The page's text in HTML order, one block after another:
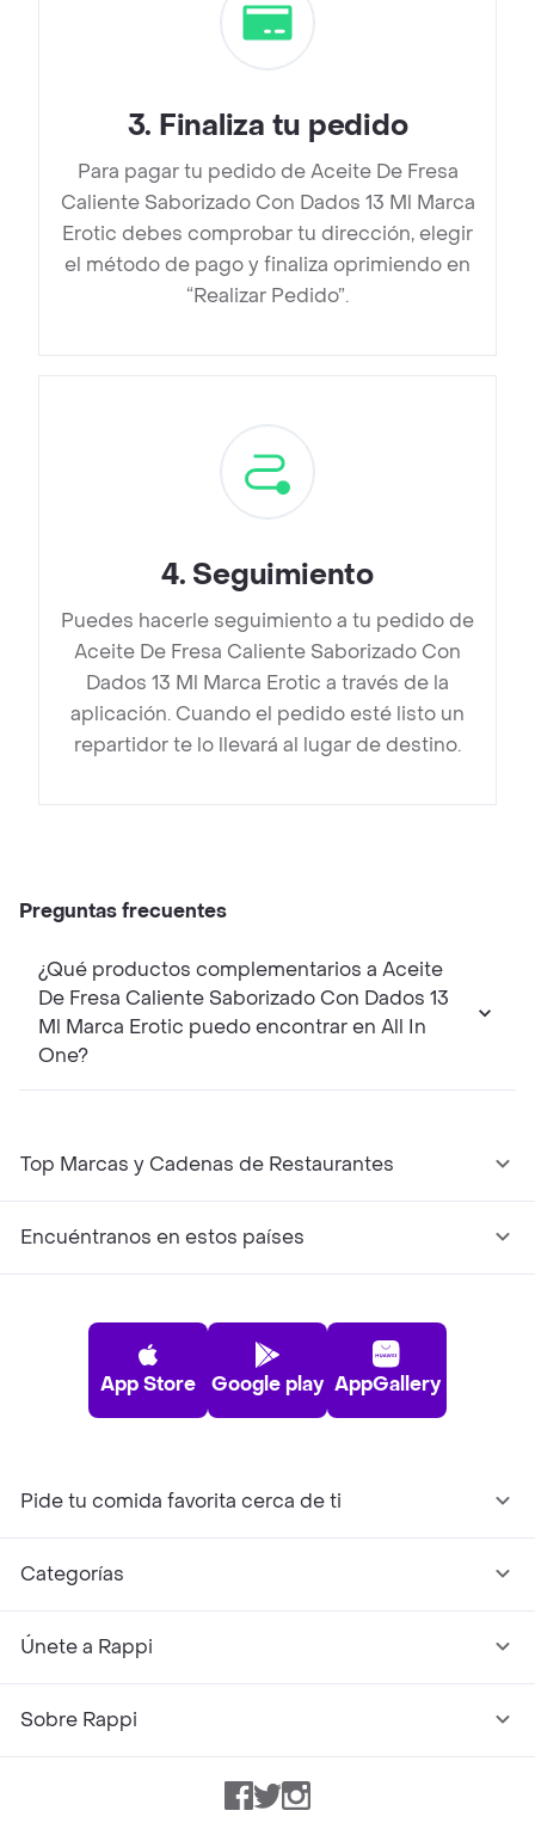
3. Finaliza tu pedido
Para pagar tu pedido de Aceite De Fresa
Caliente Saborizado Con Dados 13 Ml Marca
Erotic debes comprobar tu dirección, elegir
el método de pago y finaliza oprimiendo en
“Realizar Pedido”.
4. Seguimiento
Puedes hacerle seguimiento a tu pedido de
Aceite De Fresa Caliente Saborizado Con
Dados 13 Ml Marca Erotic a través de la
aplicación. Cuando el pedido esté listo un
repartidor te lo llevará al lugar de destino.
Preguntas frecuentes
¿Qué productos complementarios a Aceite
De Fresa Caliente Saborizado Con Dados 13
Ml Marca Erotic puedo encontrar en All In
One?
Top Marcas y Cadenas de Restaurantes
Encuéntranos en estos países
App Store Google play AppGallery
Pide tu comida favorita cerca de ti
Categorías
Únete a Rappi
Sobre Rappi
Facebook
TwitterInstagram